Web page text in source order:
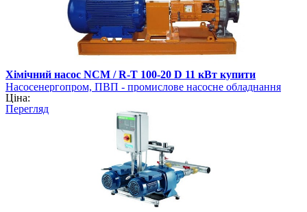
Хімічний насос NCM / R-T 100-20 D 11 кВт купити
Насосенергопром, ПВП - промислове насосне обладнання
Ціна:
Перегляд